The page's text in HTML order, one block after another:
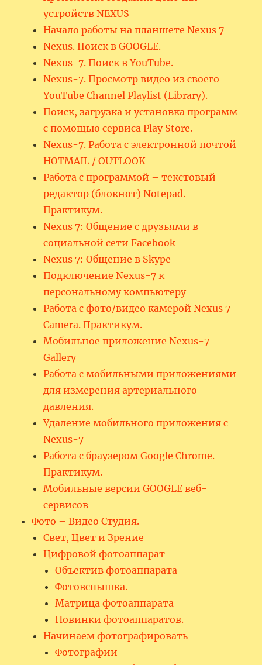
устройств NEXUS
Начало работы на планшете Nexus 7
Nexus. Поиск в GOOGLE.
Nexus-7. Поиск в YouTube.
Nexus-7. Просмотр видео из своего
YouTube Channel Playlist (Library).
Поиск, загрузка и установка программ
с помощью сервиса Play Store.
Nexus-7. Работа с электронной почтой
HOTMAIL / OUTLOOK
Работа с программой – текстовый
редактор (блокнот) Notepad.
Практикум.
Nexus 7: Общение с друзьями в
социальной сети Facebook
Nexus 7: Общение в Skype
Подключение Nexus-7 к
персональному компьютеру
Работа с фото/видео камерой Nexus 7
Camera. Практикум.
Мобильное приложение Nexus-7
Gallery
Работа с мобильными приложениями
для измерения артериального
давления.
Удаление мобильного приложения с
Nexus-7
Работа с браузером Google Chrome.
Практикум.
Мобильные версии GOOGLE веб-
сервисов
Фото – Видео Студия.
Свет, Цвет и Зрение
Цифровой фотоаппарат
Объектив фотоаппарата
Фотовспышка.
Матрица фотоаппарата
Новинки фотоаппаратов.
Начинаем фотографировать
Фотографии